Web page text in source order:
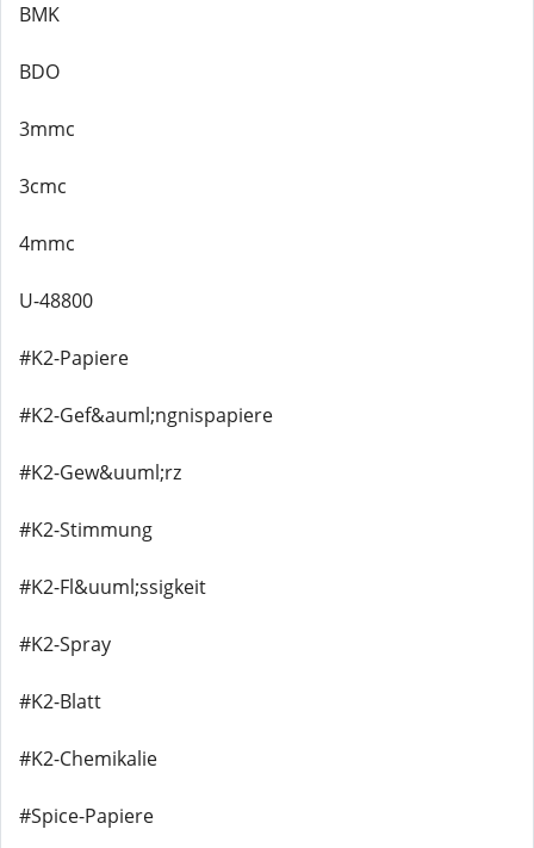
BMK
BDO
3mmc
3cmc
4mmc
U-48800
#K2-Papiere
#K2-Gef&auml;ngnispapiere
#K2-Gew&uuml;rz
#K2-Stimmung
#K2-Fl&uuml;ssigkeit
#K2-Spray
#K2-Blatt
#K2-Chemikalie
#Spice-Papiere